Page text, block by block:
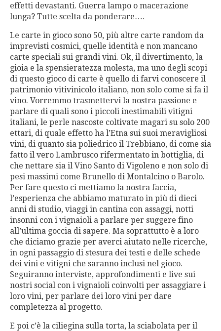
effetti devastanti. Guerra lampo o macerazione
lunga? Tutte scelta da ponderare….
Le carte in gioco sono 50, più altre carte random da
imprevisti cosmici, quelle identità e non mancano
carte speciali sui grandi vini. Ok, il divertimento, la
gioia e la spensieratezza molesta, ma uno degli scopi
di questo gioco di carte è quello di farvi conoscere il
patrimonio vitivinicolo italiano, non solo come si fa il
vino. Vorremmo trasmettervi la nostra passione e
parlare di quali sono i piccoli inestimabili vitigni
italiani, le perle nascoste coltivate magari su solo 200
ettari, di quale effetto ha l’Etna sui suoi meravigliosi
vini, di quanto sia poliedrico il Trebbiano, di come sia
fatto il vero Lambrusco rifermentato in bottiglia, di
che nettare sia il Vino Santo di Vigoleno e non solo di
pesi massimi come Brunello di Montalcino o Barolo.
Per fare questo ci mettiamo la nostra faccia,
l’esperienza che abbiamo maturato in più di dieci
anni di studio, viaggi in cantina con assaggi, notti
insonni con i vignaioli a parlare per suggere fino
all’ultima goccia di sapere. Ma soprattutto è a loro
che diciamo grazie per averci aiutato nelle ricerche,
in ogni passaggio di stesura dei testi e delle schede
dei vini e vitigni che saranno inclusi nel gioco.
Seguiranno interviste, approfondimenti e live sui
nostri social con i vignaioli coinvolti per assaggiare i
loro vini, per parlare dei loro vini per dare
completezza al progetto.
E poi c’è la ciliegina sulla torta, la sciabolata per il